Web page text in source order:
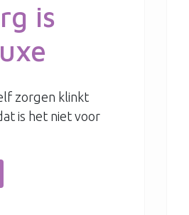
is
zorgen klinkt
is het niet voor